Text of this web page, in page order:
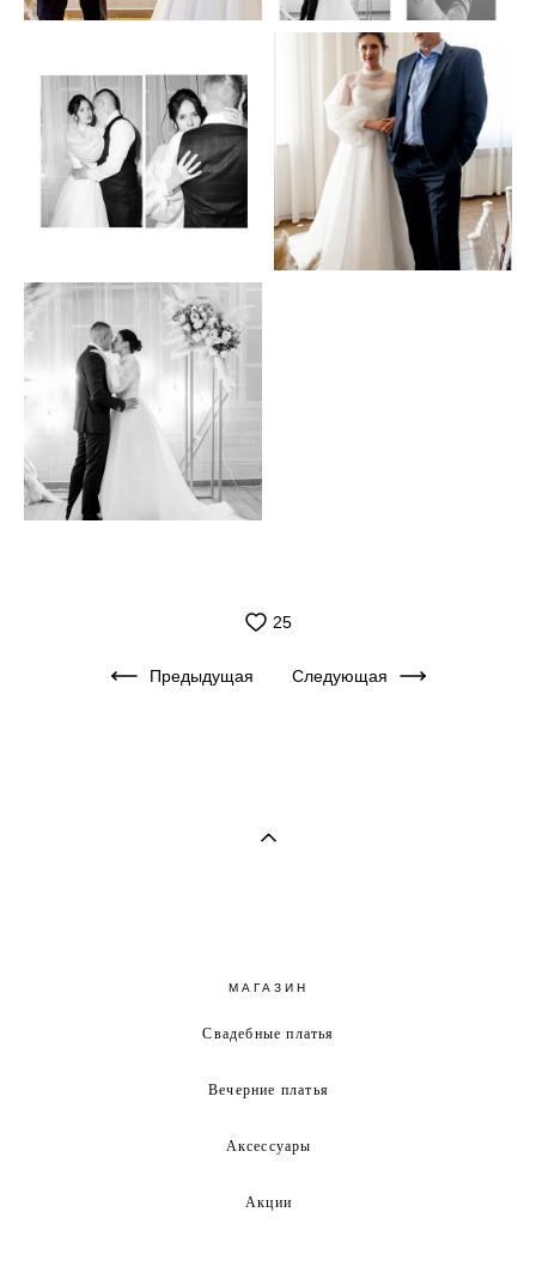
25
Предыдущая Следующая
МАГАЗИН
Свадебные платья
Вечерние платья
Аксессуары
Акции